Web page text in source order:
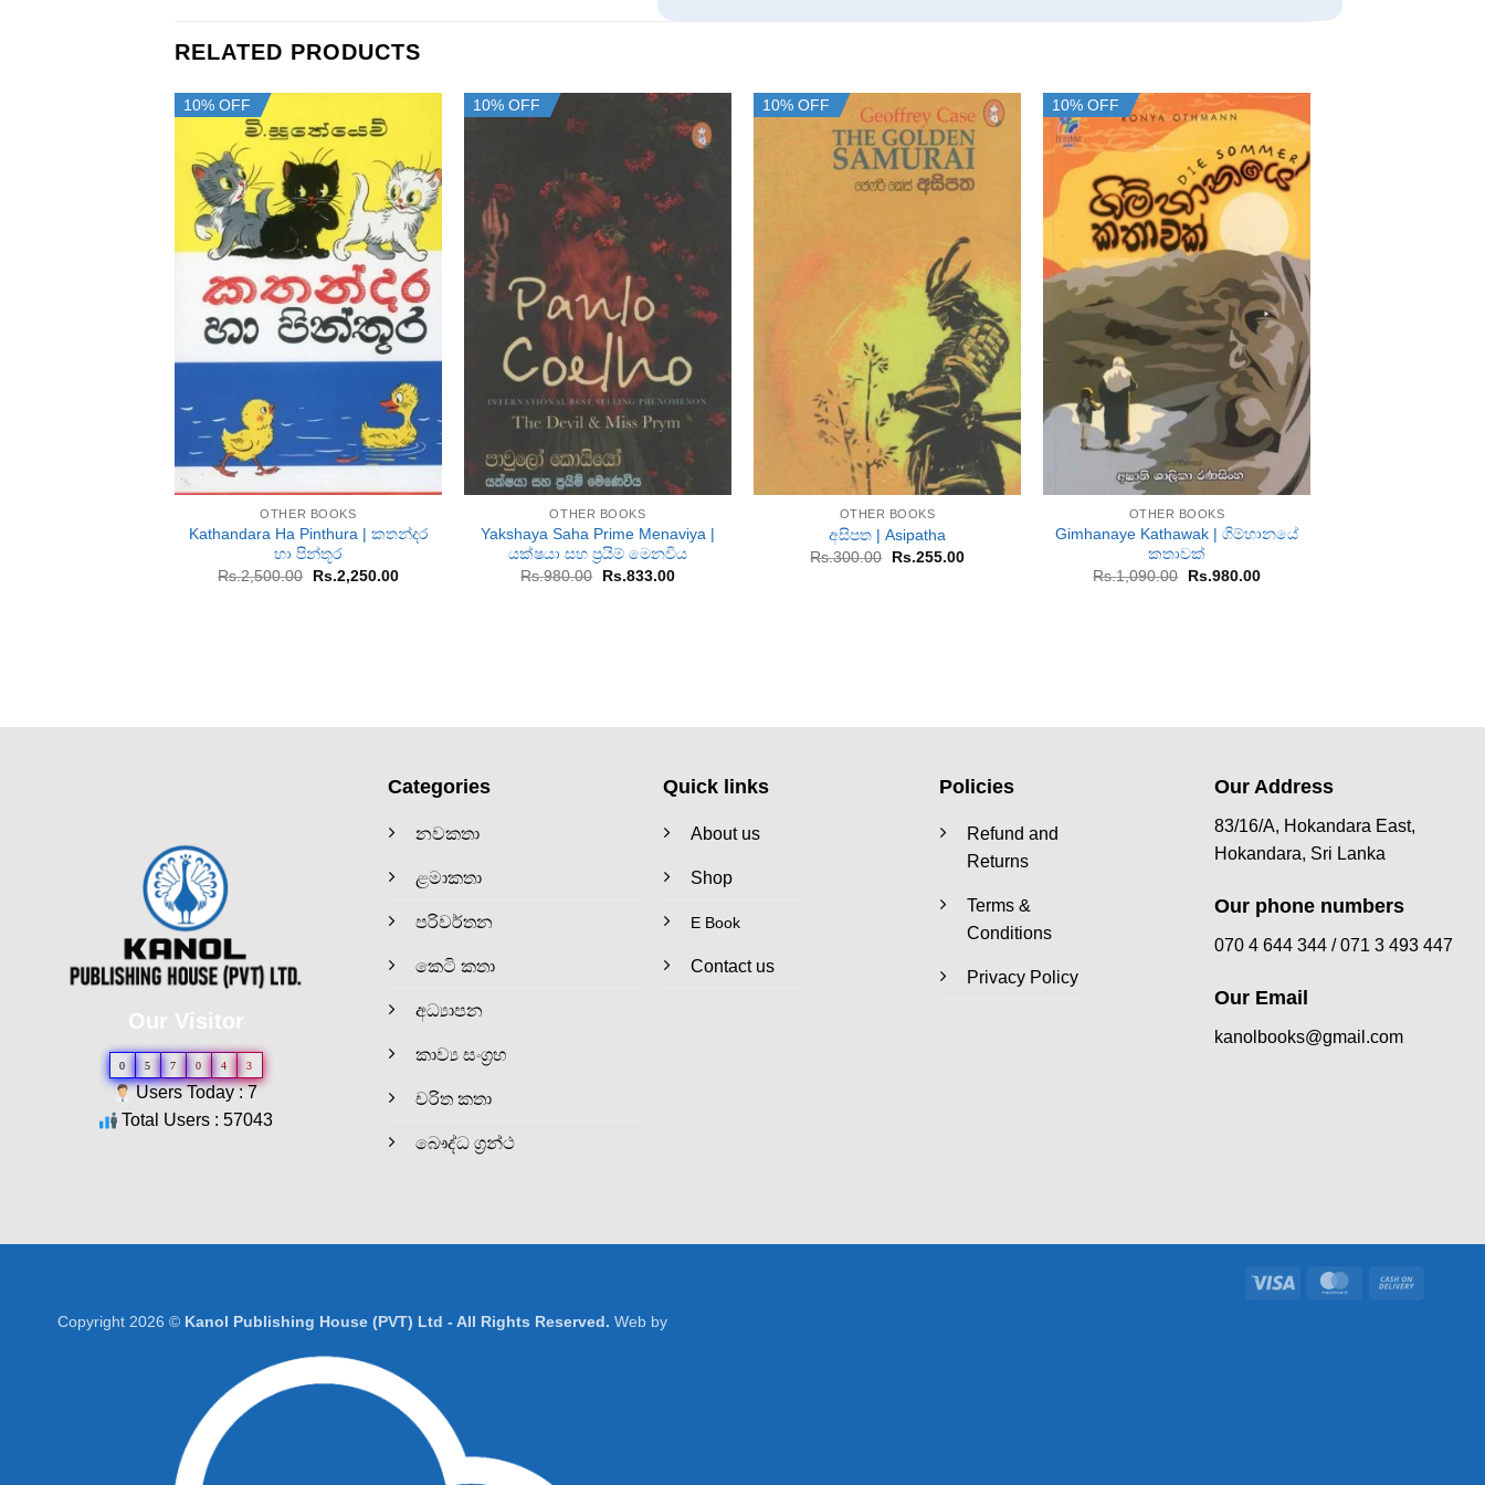
RELATED PRODUCTS
10% OFF
+
OTHER BOOKS
Kathandara Ha Pinthura | කතන්දර
හා පින්තූර
Rs.2,500.00
Original
Rs.2,250.00Current
10% OFF
OTHER BOOKS
Yakshaya Saha Prime Menaviya |
යක්ෂයා සහ ප්‍රයිම් මෙනවිය
Rs.980.00
Original
Rs.833.00Current
10% OFF
OTHER BOOKS
අසිපත | Asipatha
Rs.300.00
Original
Rs.255.00Current
10% OFF
OTHER BOOKS
Gimhanaye Kathawak | ගිම්හානයේ
කතාවක්
Rs.1,090.00 Original
Rs.980.00Current
Our Visitor
0 5 7 0 4 3
Users Today : 7
Total Users : 57043
Categories
නවකතා
ළමාකතා
පරිවර්තන
කෙටි කතා
අධ්‍යාපන
කාව්‍ය සංග්‍රහ
චරිත කතා
බෞද්ධ ග්‍රන්ථ
Quick links
About us
Shop
E Book
Contact us
Policies
Refund and
Returns
Terms &
Conditions
Privacy Policy
Our Address
83/16/A, Hokandara East,
Hokandara, Sri Lanka
Our phone numbers
070 4 644 344 /071 3 493 447
Our Email
kanolbooks@gmail.com
Visa MasterCard
Copyright 2026 © Kanol Publishing House (PVT) Ltd - All Rights Reserved. Web by